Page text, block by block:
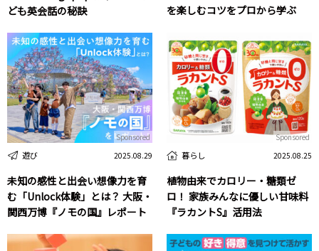
ども英会話の秘訣
を楽しむコツをプロから学ぶ
遊び 2025.08.29
未知の感性と出会い想像力を育
む「Unlock体験」とは？ 大阪・
関西万博『ノモの国』レポート
Sponsored
暮らし 2025.08.25
植物由来でカロリー・糖類ゼ
ロ！ 家族みんなに優しい甘味料
『ラカントS』活用法
Sponsored